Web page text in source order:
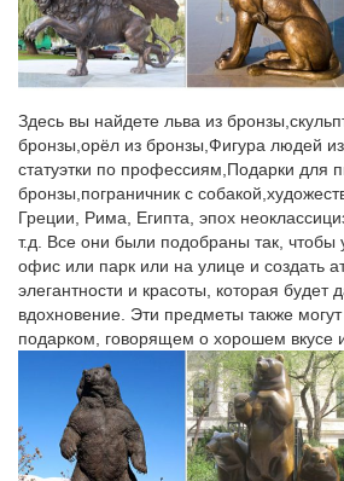
Фигурка Собаки – символ 2018 года |
Купить. Быстрый просмотр. Цена: 1 060
несколько лет, как символ года Собака
позолоченные фигурки щенков или
музыкальные шкатулки, украшенные
Статуэтки собак из полистоуна в
купить…
Фигурки, Декоративные фигурки,
сада, Декоративные садовые фигурки,
и статуэтки, Статуэтка собака,
фарфоровая, Для520 руб. В наличии.
(полистоун). Купить. +7 показать номер.
Фигурки, статуэтки собак | Хиты продаж
Интернет-магазин русских сувениров с
можно купить Матрешки, оловянные
Здесь вы найдете льва из
бронзы,орёл из бронзы,Фигура людей
статуэтки по профессиям,Подарки для
бронзы,пограничник с
Греции, Рима, Египта, эпох
т.д. Все они были подобраны так, чтобы
офис или парк или на улице и создать
элегантности и красоты, которая будет
вдохновение. Эти предметы также
подарком, говорящем о хорошем вкусе